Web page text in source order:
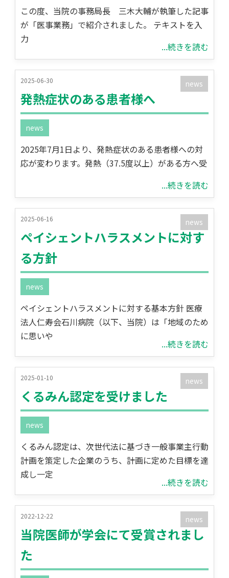
この度、当院の事務局長 三木大輔が執筆した記事
が「医事業務」で紹介されました。 テキストを入
力
...続きを読む
2025-06-30
発熱症状のある患者様へ
news
news
2025年7月1日より、発熱症状のある患者様への対
応が変わります。発熱（37.5度以上）がある方へ受
...続きを読む
2025-06-16
ペイシェントハラスメントに対す
る方針
news
news
ペイシェントハラスメントに対する基本方針 医療
法人仁寿会石川病院（以下、当院）は「地域のため
に思いや
...続きを読む
2025-01-10
くるみん認定を受けました
news
news
くるみん認定は、次世代法に基づき一般事業主行動
計画を策定した企業のうち、計画に定めた目標を達
成し一定
...続きを読む
2022-12-22
当院医師が学会にて受賞されまし
た
news